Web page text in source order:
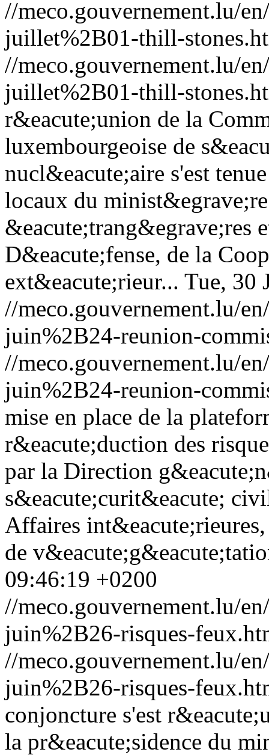
//meco.gouvernement.lu/
juillet%2B01-thill-
//meco.gouvernement.lu/
juillet%2B01-thill-
r&eacute;union de la
luxembourgeoise de
nucl&eacute;aire s'est
locaux du
&eacute;trang&egrave;res
D&eacute;fense, de la
ext&eacute;rieur... Tue, 30
//meco.gouvernement.lu/
juin%2B24-reunion-
//meco.gouvernement.lu/
juin%2B24-reunion-
mise en place de la
r&eacute;duction des
par la Direction
s&eacute;curit&eacute;
Affaires
de
09:46:19 +0200
//meco.gouvernement.lu/
juin%2B26-risques-
//meco.gouvernement.lu/
juin%2B26-risques-
conjoncture s'est
la pr&eacute;sidence du